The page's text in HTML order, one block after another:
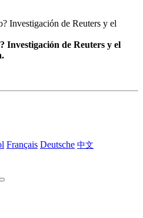
Investigación de Reuters y el
Français Deutsche 中文